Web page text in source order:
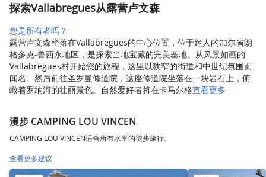
探索Vallabregues从露营卢文森
您是所有者吗？
露营卢文森坐落在Vallabregues的中心位置，位于迷人的加尔省朗
格多克-鲁西永地区，是探索当地宝藏的完美基地。从风景如画的
Vallabregues村开始您的旅程，这里以狭窄的街道和中世纪氛围而
闻名。然后前往圣罗曼修道院，这座修道院坐落在一块岩石上，俯
瞰着罗纳河的壮丽景色。自然爱好者将在卡马尔格查看更多
漫步 CAMPING LOU VINCEN
CAMPING LOU VINCEN适合所有水平的徒步旅行。
查看更多建议